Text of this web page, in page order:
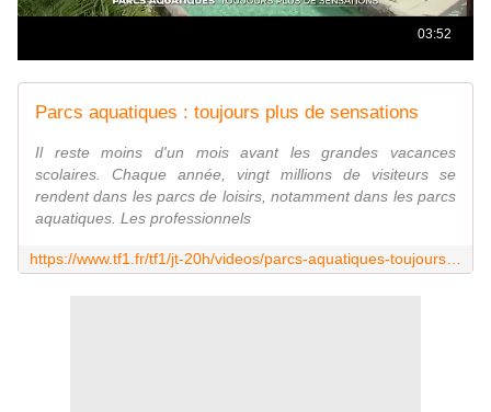
Parcs aquatiques : toujours plus de sensations
Il reste moins d'un mois avant les grandes vacances
scolaires. Chaque année, vingt millions de visiteurs se
rendent dans les parcs de loisirs, notamment dans les parcs
aquatiques. Les professionnels